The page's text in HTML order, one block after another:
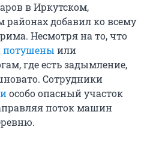
в Иркутском,
районах добавил ко всему
Несмотря на то, что
потушены или
где есть задымление,
Сотрудники
особо опасный участок
поток машин